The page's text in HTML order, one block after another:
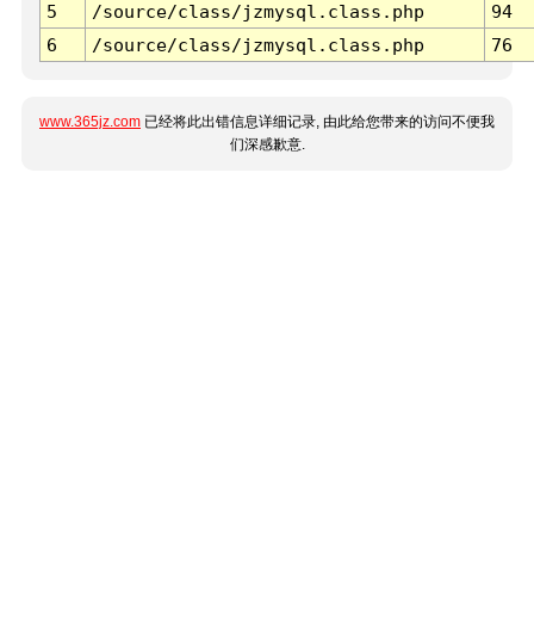
5
/source/class/jzmysql.class.php
94
6
/source/class/jzmysql.class.php 76
www.365jz.com 已经将此出错信息详细记录, 由此给您带来的访问不便我
们深感歉意.